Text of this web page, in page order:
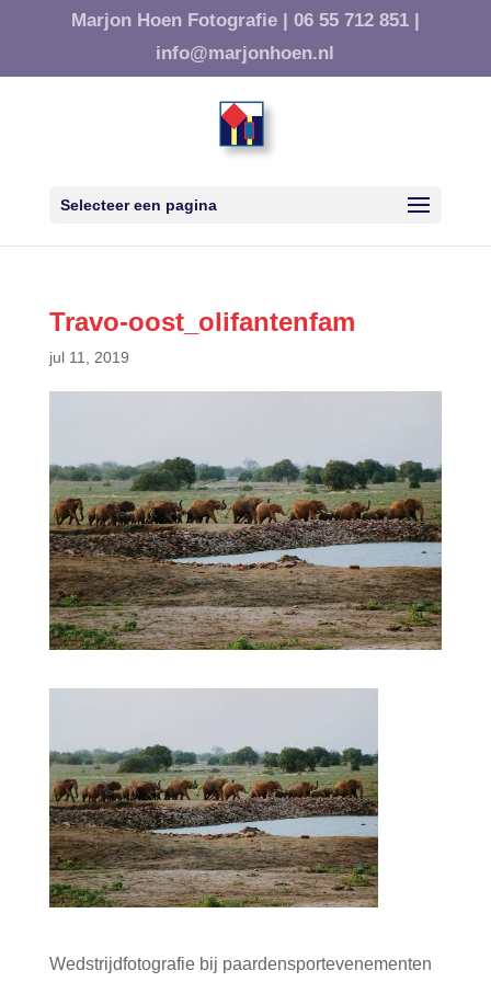
Marjon Hoen Fotografie | 06 55 712 851 |
info@marjonhoen.nl
Selecteer een pagina
Travo-oost_olifantenfam
jul 11, 2019
Wedstrijdfotografie bij paardensportevenementen